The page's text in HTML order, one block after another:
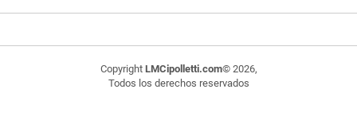
Copyright LMCipolletti.com© 2026,
Todos los derechos reservados